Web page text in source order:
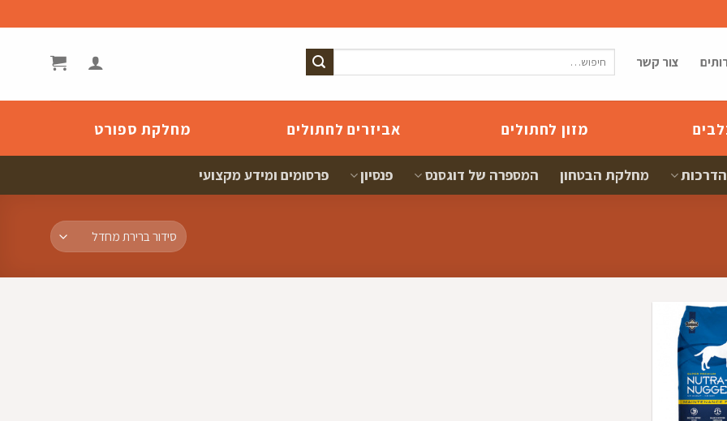
צור קשר
מזון לחתולים אביזרים לחתולים מחלקת ספורט
הדרכות מחלקת הבטחון המספרה של דוגסנס פנסיון פרסומים ומידע מקצועי
הוספה
למועדפים